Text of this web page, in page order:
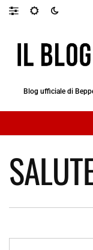
Blog ufficiale di